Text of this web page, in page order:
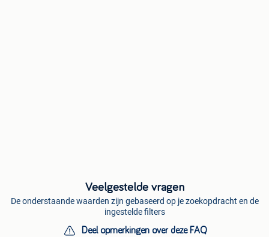
Veelgestelde vragen
De onderstaande waarden zijn gebaseerd op je zoekopdracht en de
ingestelde filters
Deel opmerkingen over deze FAQ